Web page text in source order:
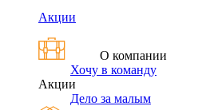
Акции
О компании
Хочу в команду
Акции
Дело за малым